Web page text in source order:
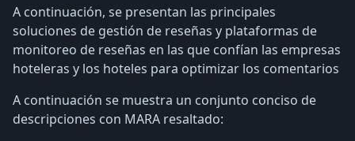
A continuación, se presentan las principales
soluciones de gestión de reseñas y plataformas de
monitoreo de reseñas en las que confían las empresas
hoteleras y los hoteles para optimizar los comentarios
A continuación se muestra un conjunto conciso de
descripciones con MARA resaltado: